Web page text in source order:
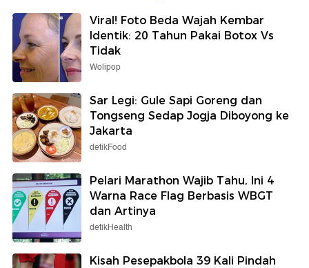
Viral! Foto Beda Wajah Kembar
Identik: 20 Tahun Pakai Botox Vs
Tidak
Wolipop
Sar Legi: Gule Sapi Goreng dan
Tongseng Sedap Jogja Diboyong ke
Jakarta
detikFood
Pelari Marathon Wajib Tahu, Ini 4
Warna Race Flag Berbasis WBGT
dan Artinya
detikHealth
Kisah Pesepakbola 39 Kali Pindah